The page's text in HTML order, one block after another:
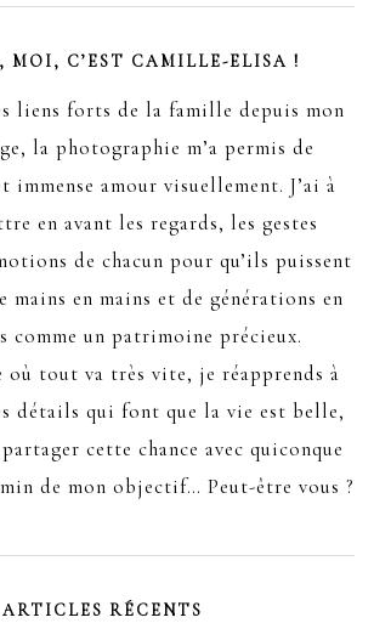
MOI, C’EST CAMILLE-ELISA !
liens forts de la famille depuis mon
la photographie m’a permis de
immense amour visuellement. J’ai à
en avant les regards, les gestes
de chacun pour qu’ils puissent
mains en mains et de générations en
comme un patrimoine précieux.
où tout va très vite, je réapprends à
détails qui font que la vie est belle,
cette chance avec quiconque
de mon objectif… Peut-être vous ?
ARTICLES RÉCENTS